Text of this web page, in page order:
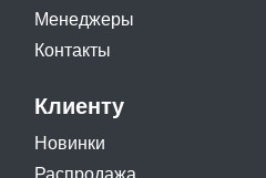
Менеджеры
Контакты
Клиенту
Новинки
Распродажа